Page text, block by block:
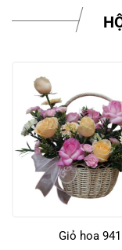
Giỏ hoa 941